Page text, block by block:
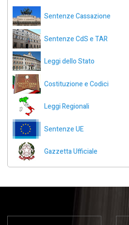
Sentenze Cassazione
Sentenze CdS e TAR
Leggi dello Stato
Costituzione e Codici
Leggi Regionali
Sentenze UE
Gazzetta Ufficiale